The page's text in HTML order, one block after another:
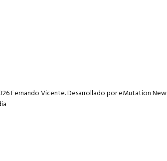
Fernando Vicente. Desarrollado poreMutation New